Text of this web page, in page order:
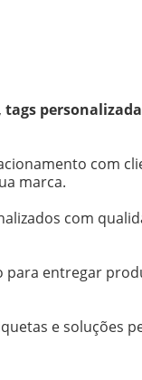
, tags
com
marca.
com
entregar
e soluções